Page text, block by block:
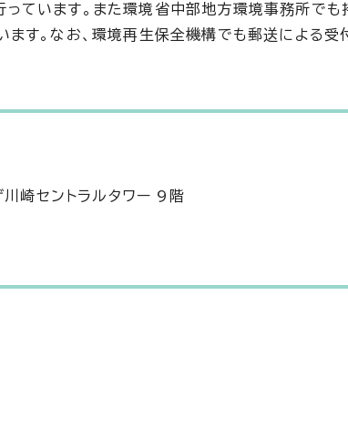
ています。また環境省中部地方環境事務所でも
す。なお、環境再生保全機構でも郵送による受
セントラルタワー 9階